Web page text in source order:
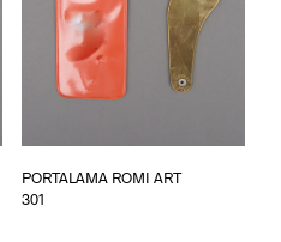
PORTALAMA ROMI ART
301